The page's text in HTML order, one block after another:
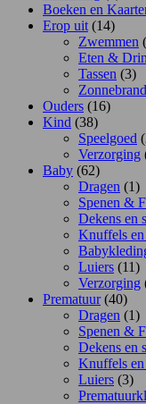
Boeken en
Erop uit (14)
Zwemmen
Eten &
Tassen (3)
Zonnebrand
Ouders (16)
Kind (38)
Speelgoed
Verzorging
Baby (62)
Dragen (1)
Spenen &
Dekens en
Knuffels en
Luiers (11)
Verzorging
Prematuur (40)
Dragen (1)
Spenen &
Dekens en
Knuffels en
Luiers (3)